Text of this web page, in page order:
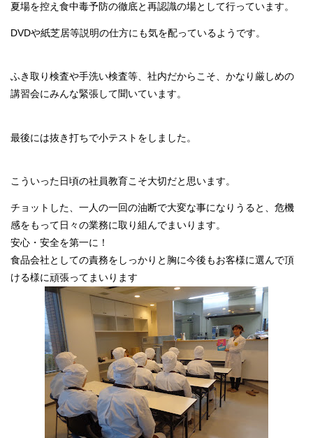
夏場を控え食中毒予防の徹底と再認識の場として行っています。
DVDや紙芝居等説明の仕方にも気を配っているようです。
ふき取り検査や手洗い検査等、社内だからこそ、かなり厳しめの
講習会にみんな緊張して聞いています。
最後には抜き打ちで小テストをしました。
こういった日頃の社員教育こそ大切だと思います。
チョットした、一人の一回の油断で大変な事になりうると、危機
感をもって日々の業務に取り組んでまいります。
安心・安全を第一に！
食品会社としての責務をしっかりと胸に今後もお客様に選んで頂
ける様に頑張ってまいります